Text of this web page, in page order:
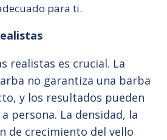
para ti.
realistas es crucial. La
no garantiza una barba
y los resultados pueden
persona. La densidad, la
de crecimiento del vello